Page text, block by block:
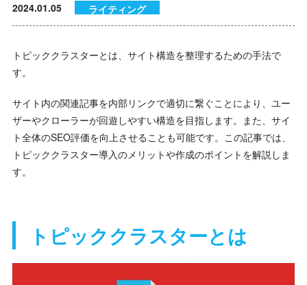
2024.01.05 ライティング
トピッククラスターとは、サイト構造を整理するための手法で
す。
サイト内の関連記事を内部リンクで適切に繋ぐことにより、ユー
ザーやクローラーが回遊しやすい構造を目指します。また、サイ
ト全体のSEO評価を向上させることも可能です。この記事では、
トピッククラスター導入のメリットや作成のポイントを解説しま
す。
トピッククラスターとは